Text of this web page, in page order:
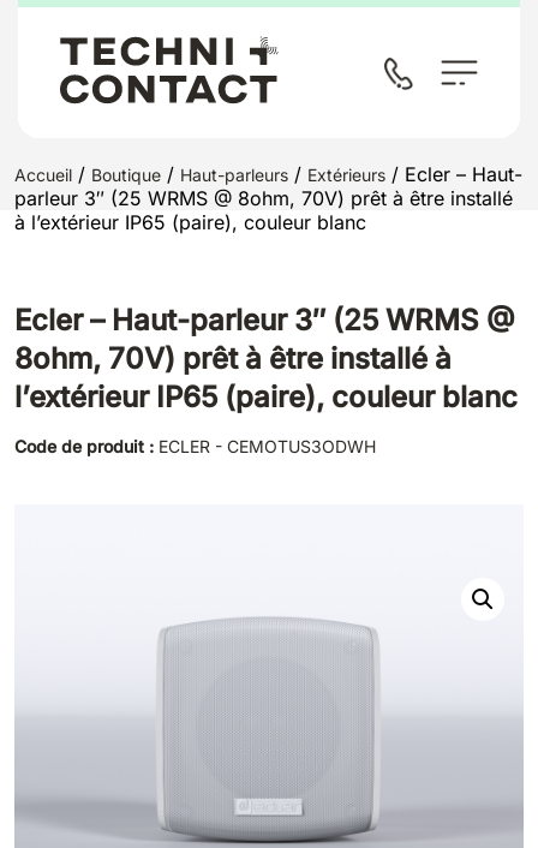
Accueil / Boutique / Haut-parleurs / Extérieurs / Ecler – Haut-
parleur 3″ (25 WRMS @ 8ohm, 70V) prêt à être installé
à l’extérieur IP65 (paire), couleur blanc
Ecler – Haut-parleur 3″ (25 WRMS @
8ohm, 70V) prêt à être installé à
l’extérieur IP65 (paire), couleur blanc
Code de produit : ECLER - CEMOTUS3ODWH